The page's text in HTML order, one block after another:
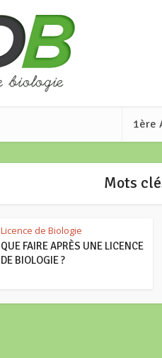
1ère
Mots
Licence de Biologie
QUE FAIRE APRÈS UNE LICENCE
DE BIOLOGIE ?